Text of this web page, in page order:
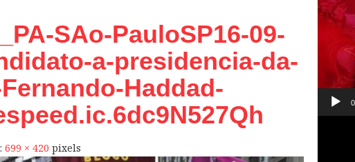
SAo-PauloSP16-09-
a-presidencia-da-
Haddad-
699 × 420 pixels
vídeo